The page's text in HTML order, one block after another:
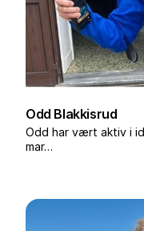
Odd Blakkisrud
Odd har vært aktiv i
mar…